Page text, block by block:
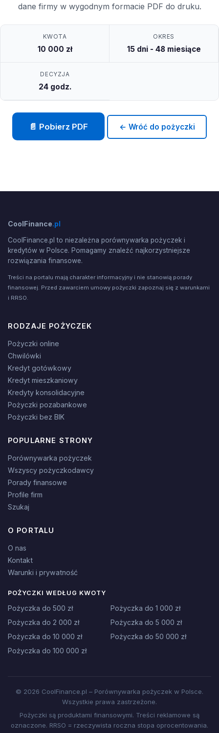
dane firmy w wygodnym formacie PDF do druku.
KWOTA
10 000 zł
OKRES
15 dni - 48 miesiące
DECYZJA
24 godz.
📄 Pobierz PDF ← Wróć do pożyczki
CoolFinance.pl
CoolFinance.pl to niezależna porównywarka pożyczek i
kredytów w Polsce. Pomagamy znaleźć najkorzystniejsze
rozwiązania finansowe.
Treści na portalu mają charakter informacyjny i nie stanowią porady
finansowej. Przed zawarciem umowy pożyczki zapoznaj się z warunkami
i RRSO.
RODZAJE POŻYCZEK
Pożyczki online
Chwilówki
Kredyt gotówkowy
Kredyt mieszkaniowy
Kredyty konsolidacyjne
Pożyczki pozabankowe
Pożyczki bez BIK
POPULARNE STRONY
Porównywarka pożyczek
Wszyscy pożyczkodawcy
Porady finansowe
Profile firm
Szukaj
O PORTALU
O nas
Kontakt
Warunki i prywatność
POŻYCZKI WEDŁUG KWOTY
Pożyczka do 500 zł
Pożyczka do 1 000 zł
Pożyczka do 2 000 zł
Pożyczka do 5 000 zł
Pożyczka do 10 000 zł
Pożyczka do 50 000 zł
Pożyczka do 100 000 zł
© 2026 CoolFinance.pl – Porównywarka pożyczek w Polsce.
Wszystkie prawa zastrzeżone.
Pożyczki są produktami finansowymi. Treści reklamowe są
oznaczone. RRSO = rzeczywista roczna stopa oprocentowania.